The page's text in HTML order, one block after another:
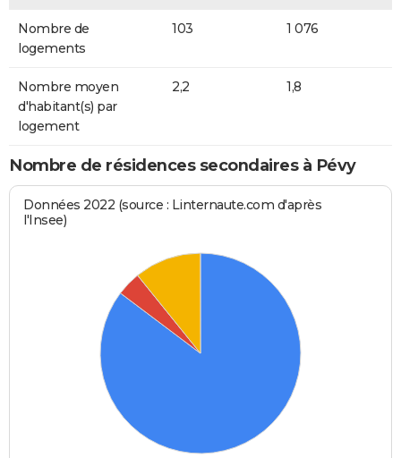
Nombre de
logements
103 1 076
Nombre moyen
d'habitant(s) par
logement
2,2 1,8
Nombre de résidences secondaires à Pévy
Données 2022 (source : Linternaute.com d'après
l'Insee)